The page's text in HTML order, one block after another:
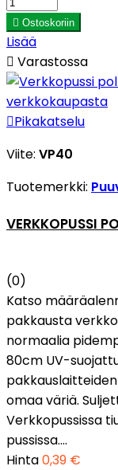
 Ostoskoriin
Lisää
 Varastossa
Pikakatselu
Viite: VP40
Tuotemerkki:
VERKKOPUSSI
(0)
Katso
pakkausta
normaalia
80cm UV-
omaa väriä.
Verkkopussissa
pussissa....
Hinta0,39 €